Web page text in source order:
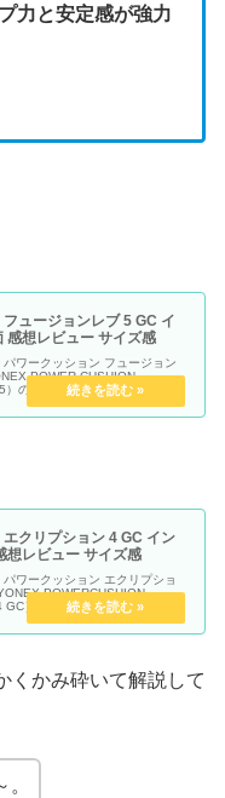
力と安定感が強力
フュージョンレブ 5 GC イ
感想レビュー サイズ感
パワークッション フュージョン
POWER CUSHION
のインプレ・評価・感想レビ
エクリプション 4 GC イン
想レビュー サイズ感
パワークッション エクリプショ
POWERCUSHION
）のインプレ・評価・感想レ
くかみ砕いて解説して